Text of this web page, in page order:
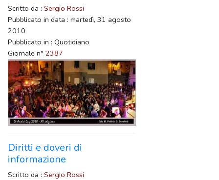
Scritto da : Sergio Rossi
Pubblicato in data : martedì, 31 agosto
2010
Pubblicato in : Quotidiano
Giornale n° 2387
Diritti e doveri di
informazione
Scritto da : Sergio Rossi